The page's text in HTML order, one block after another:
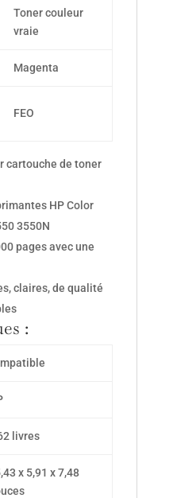
Toner couleur
vraie
Magenta
FEO
cartouche de toner
HP Color
3550N
pages avec une
claires, de qualité
:
livres
x 5,91 x 7,48